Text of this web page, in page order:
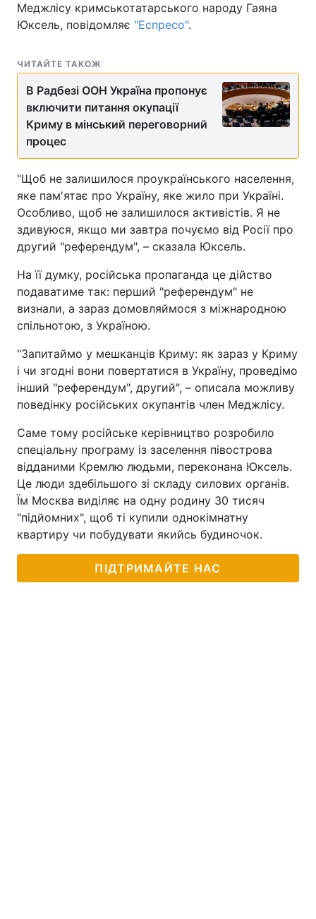
Меджлісу кримськотатарського народу Гаяна
Юксель, повідомляє "Еспресо".
ЧИТАЙТЕ ТАКОЖ
В Радбезі ООН Україна пропонує
включити питання окупації
Криму в мінський переговорний
процес
"Щоб не залишилося проукраїнського населення,
яке пам'ятає про Україну, яке жило при Україні.
Особливо, щоб не залишилося активістів. Я не
здивуюся, якщо ми завтра почуємо від Росії про
другий "референдум", – сказала Юксель.
На її думку, російська пропаганда це дійство
подаватиме так: перший "референдум" не
визнали, а зараз домовляймося з міжнародною
спільнотою, з Україною.
"Запитаймо у мешканців Криму: як зараз у Криму
і чи згодні вони повертатися в Україну, проведімо
інший "референдум", другий", – описала можливу
поведінку російських окупантів член Меджлісу.
Саме тому російське керівництво розробило
спеціальну програму із заселення півострова
відданими Кремлю людьми, переконана Юксель.
Це люди здебільшого зі складу силових органів.
Їм Москва виділяє на одну родину 30 тисяч
"підйомних", щоб ті купили однокімнатну
квартиру чи побудувати якийсь будиночок.
ПІДТРИМАЙТЕ НАС